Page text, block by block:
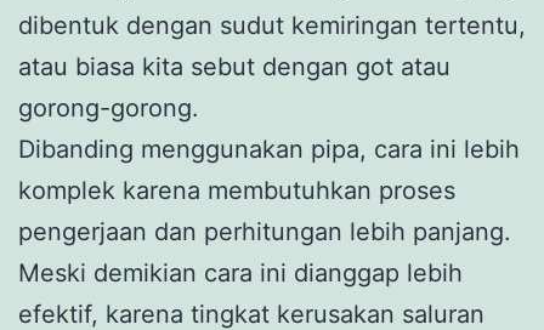
dibentuk dengan sudut kemiringan tertentu,
atau biasa kita sebut dengan got atau
gorong-gorong.
Dibanding menggunakan pipa, cara ini lebih
komplek karena membutuhkan proses
pengerjaan dan perhitungan lebih panjang.
Meski demikian cara ini dianggap lebih
efektif, karena tingkat kerusakan saluran